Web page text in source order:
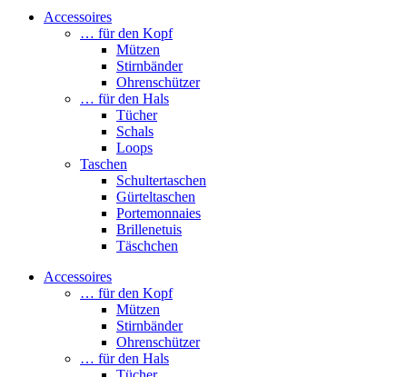
Accessoires
… für den Kopf
Mützen
Stirnbänder
Ohrenschützer
… für den Hals
Tücher
Schals
Loops
Taschen
Schultertaschen
Gürteltaschen
Portemonnaies
Brillenetuis
Täschchen
Accessoires
… für den Kopf
Mützen
Stirnbänder
Ohrenschützer
… für den Hals